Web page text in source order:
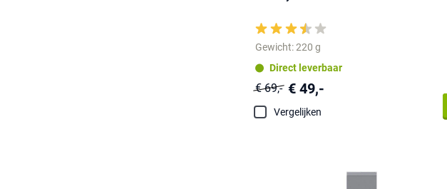
Gewicht: 220 g
Direct leverbaar
€ 69,- € 49,-
Vergelijken